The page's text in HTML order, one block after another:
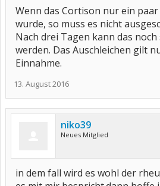
Wenn das Cortison nur ein
wurde, so muss es nicht
Nach drei Tagen kann das
werden. Das Auschleichen gilt
Einnahme.
13. August 2016
niko39
Neues Mitglied
in dem fall wird es wohl der